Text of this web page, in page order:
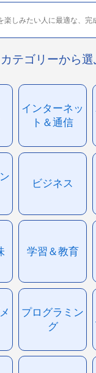
楽しみたい人に最適な、完
カテゴリーから選
インターネッ
ト＆通信
ビジネス
学習＆教育
プログラミン
グ